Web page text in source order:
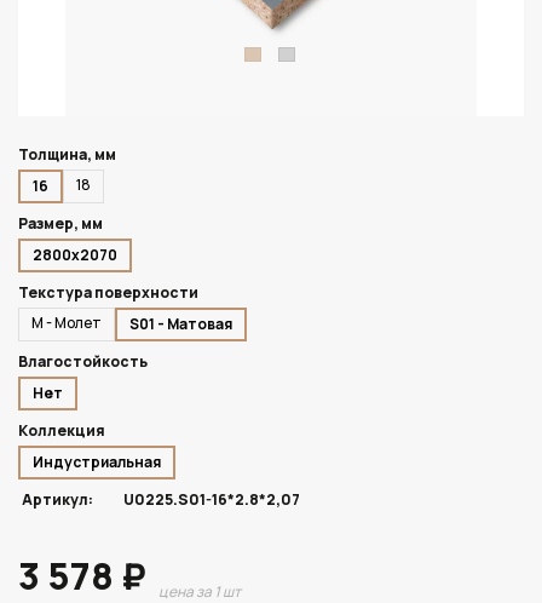
Толщина, мм
16
18
Размер, мм
2800х2070
Текстура поверхности
M - Молет
S01 - Матовая
Влагостойкость
Нет
Коллекция
Индустриальная
Артикул:
U0225.S01-16*2.8*2,07
3 578 ₽ цена за 1 шт